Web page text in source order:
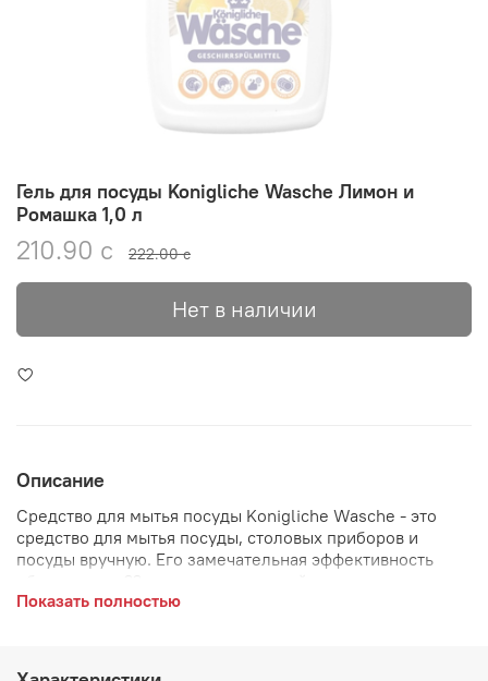
Гель для посуды Konigliche Wasche Лимон и
Ромашка 1,0 л
210.90 с 222.00 с
Нет в наличии
Описание
Средство для мытья посуды Konigliche Wasche - это
средство для мытья посуды, столовых приборов и
посуды вручную. Его замечательная эффективность
высокой концентрацией. Без проблем удаляет грязь и
на рынке, средство для мытья посуды Konigliche
Показать полностью